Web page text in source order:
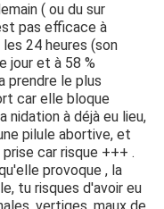
( ou du sur
pas efficace à
24 heures (son
jour et à 58 %
prendre le plus
car elle bloque
nidation à déjà eu lieu,
pilule abortive, et
car risque +++ .
provoque , la
tu risques d'avoir eu